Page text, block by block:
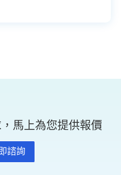
馬上為您提供報價
諮詢